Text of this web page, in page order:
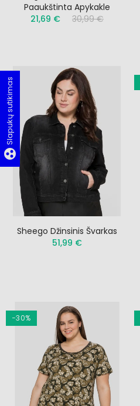
Paaukštinta Apykakle
21,69 €
30,99 €
Sheego Džinsinis Švarkas
51,99 €
−30%
group_work
Slapukų sutikimas